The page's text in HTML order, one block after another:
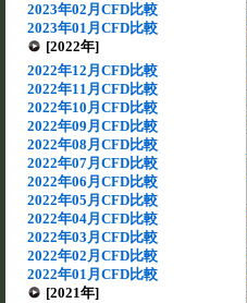
2023年02月CFD比較
2023年01月CFD比較
[2022年]
2022年12月CFD比較
2022年11月CFD比較
2022年10月CFD比較
2022年09月CFD比較
2022年08月CFD比較
2022年07月CFD比較
2022年06月CFD比較
2022年05月CFD比較
2022年04月CFD比較
2022年03月CFD比較
2022年02月CFD比較
2022年01月CFD比較
[2021年]